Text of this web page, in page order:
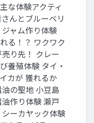
な体験アクティ
んとブルーベリ
ャム作り体験
る！？ ワクワク
り先！ クレー
養殖体験 タイ‧
カが 獲れるか
の聖地 ⼩⾖島
作り体験 瀬⼾
ーカヤック体験